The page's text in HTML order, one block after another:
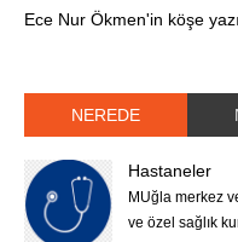
Ece Nur Ökmen'in köşe
NEREDE
Hastaneler
MUğla merkez
ve özel sağlık